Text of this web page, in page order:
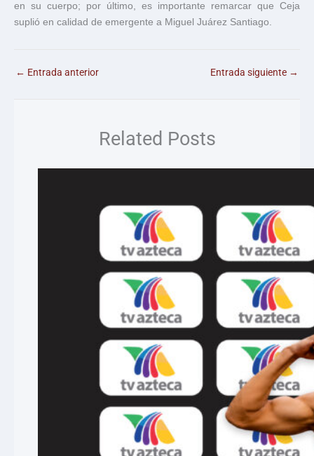
en su cuerpo; por último, es importante remarcar que Ceja
suplió en calidad de emergente a Miguel Juárez Santiago.
← Entrada anterior Entrada siguiente →
Related Posts